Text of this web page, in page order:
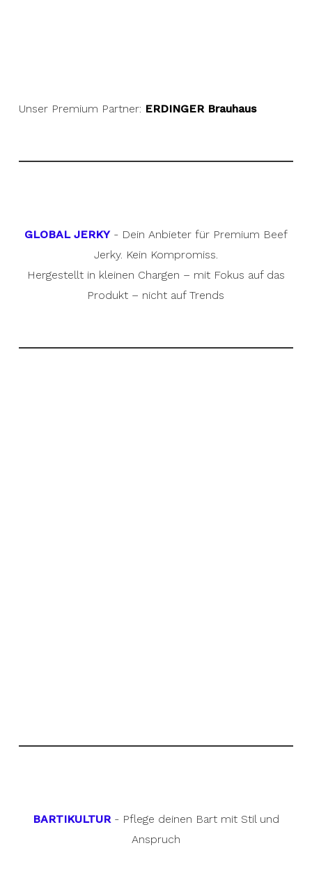
Unser Premium Partner: ERDINGER Brauhaus
GLOBAL JERKY- Dein Anbieter für Premium Beef
Jerky. Kein Kompromiss.
Hergestellt in kleinen Chargen – mit Fokus auf das
Produkt – nicht auf Trends
BARTIKULTUR- Pflege deinen Bart mit Stil und
Anspruch